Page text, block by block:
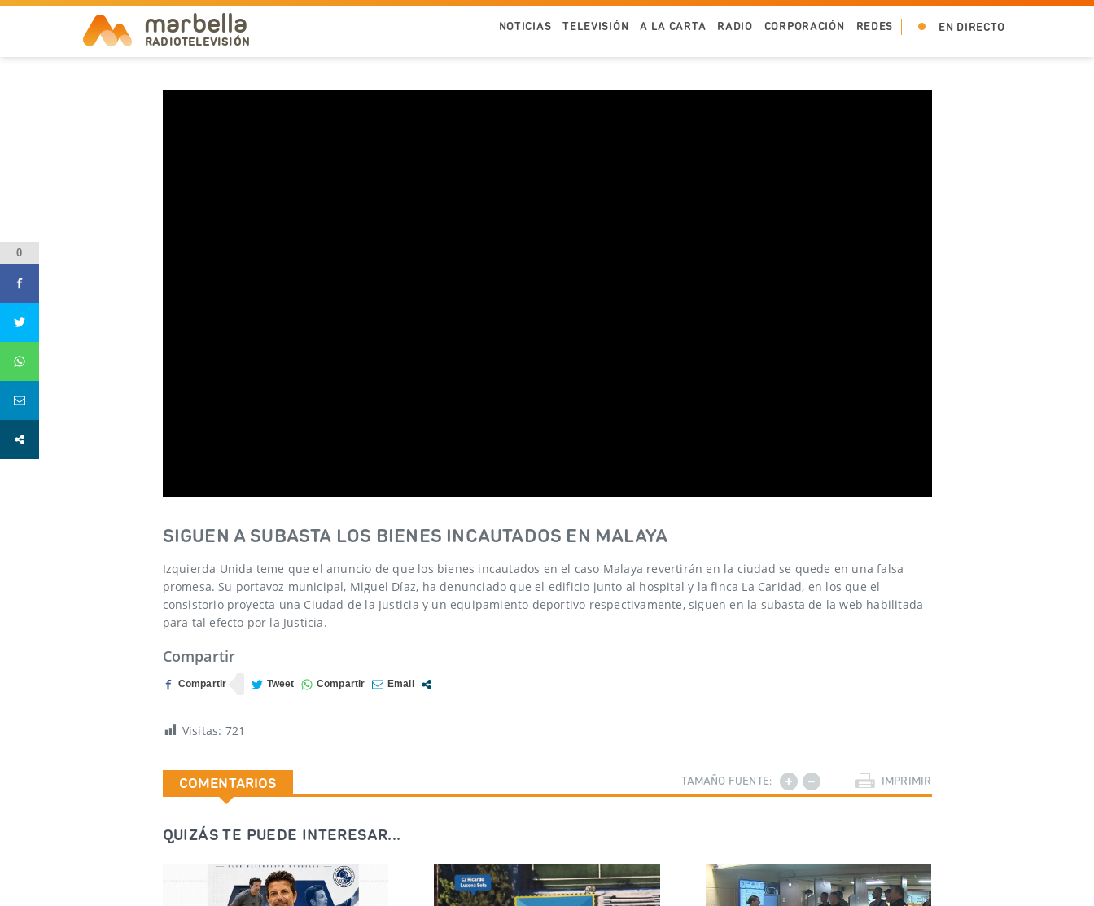
marbella
RADIOTELEVISIÓN
NOTICIAS TELEVISIÓN A LA CARTA RADIO CORPORACIÓN REDES EN DIRECTO
SIGUEN A SUBASTA LOS BIENES INCAUTADOS EN MALAYA
Izquierda Unida teme que el anuncio de que los bienes incautados en el caso Malaya revertirán en la ciudad se quede en una falsa
promesa. Su portavoz municipal, Miguel Díaz, ha denunciado que el edificio junto al hospital y la finca La Caridad, en los que el
consistorio proyecta una Ciudad de la Justicia y un equipamiento deportivo respectivamente, siguen en la subasta de la web habilitada
para tal efecto por la Justicia.
Compartir
Visitas: 721
COMENTARIOS IMPRIMIR
TAMAÑO FUENTE:
QUIZÁS TE PUEDE INTERESAR...
0